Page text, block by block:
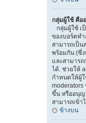
กลุ่มผู้ใช้ คือ
กลุ่มผู้ใช้ เ
ของบอร์ดท
สามารถเป็
พร้อมกัน (ซึ่
และสามาร
ได้. ช่วยให้
กำหนดให้ผู้
moderators
ขึ้น หรืออนุญ
สามารถเข้า
ข้างบน